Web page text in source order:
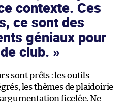
contexte. Ces
ce sont des
géniaux pour
club.
sont prêts : les outils
les thèmes de plaidoirie
ficelée. Ne